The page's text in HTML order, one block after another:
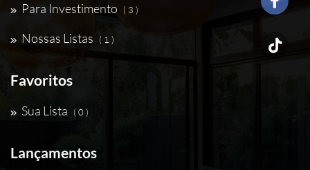
Para Investimento ( 3 )
Nossas Listas ( 1 )
Favoritos
Sua Lista ( 0 )
Lançamentos